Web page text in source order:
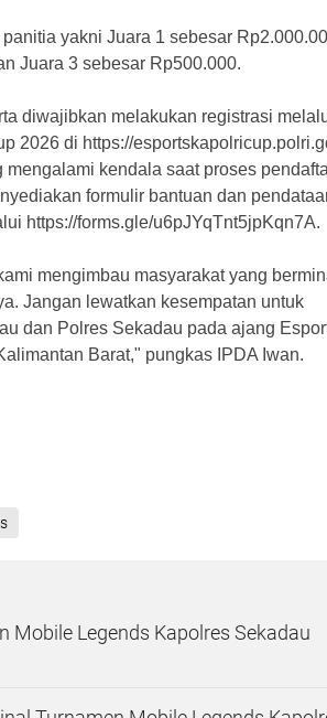
yakni Juara 1 sebesar
Juara 3 sebesar Rp500.000.
diwajibkan melakukan registrasi
2026 di https://
kendala saat proses
formulir bantuan dan
https://forms.gle/u6pJYqTnt5jpKqn7A.
mengimbau masyarakat yang
Jangan lewatkan kesempatan untuk
dan Polres Sekadau pada ajang
Barat," pungkas IPDA Iwan.
Mobile Legends Kapolres Sekadau